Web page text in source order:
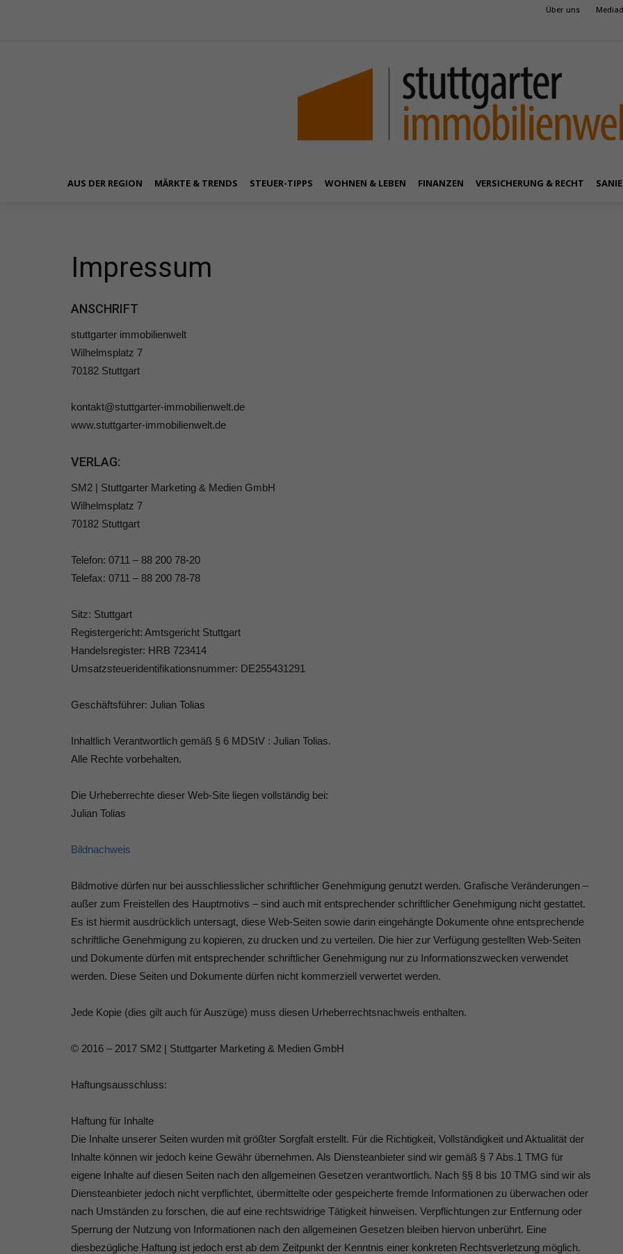
Über uns
AUS DER REGION MÄRKTE & TRENDS STEUER-TIPPS WOHNEN & LEBEN FINANZEN VERSICHERUNG & RECHT
Impressum
ANSCHRIFT
stuttgarter immobilienwelt
Wilhelmsplatz 7
70182 Stuttgart
kontakt@stuttgarter-immobilienwelt.de
www.stuttgarter-immobilienwelt.de
VERLAG:
SM2 | Stuttgarter Marketing & Medien GmbH
Wilhelmsplatz 7
70182 Stuttgart
Telefon: 0711 – 88 200 78-20
Telefax: 0711 – 88 200 78-78
Sitz: Stuttgart
Registergericht: Amtsgericht Stuttgart
Handelsregister: HRB 723414
Umsatzsteueridentifikationsnummer: DE255431291
Geschäftsführer: Julian Tolias
Inhaltlich Verantwortlich gemäß § 6 MDStV : Julian Tolias.
Alle Rechte vorbehalten.
Die Urheberrechte dieser Web-Site liegen vollständig bei:
Julian Tolias
Bildnachweis
Bildmotive dürfen nur bei ausschliesslicher schriftlicher Genehmigung genutzt werden. Grafische Veränderungen –
außer zum Freistellen des Hauptmotivs – sind auch mit entsprechender schriftlicher Genehmigung nicht gestattet.
Es ist hiermit ausdrücklich untersagt, diese Web-Seiten sowie darin eingehängte Dokumente ohne entsprechende
schriftliche Genehmigung zu kopieren, zu drucken und zu verteilen. Die hier zur Verfügung gestellten Web-Seiten
und Dokumente dürfen mit entsprechender schriftlicher Genehmigung nur zu Informationszwecken verwendet
werden. Diese Seiten und Dokumente dürfen nicht kommerziell verwertet werden.
Jede Kopie (dies gilt auch für Auszüge) muss diesen Urheberrechtsnachweis enthalten.
© 2016 – 2017 SM2 | Stuttgarter Marketing & Medien GmbH
Haftungsausschluss:
Haftung für Inhalte
Die Inhalte unserer Seiten wurden mit größter Sorgfalt erstellt. Für die Richtigkeit, Vollständigkeit und Aktualität der
Inhalte können wir jedoch keine Gewähr übernehmen. Als Diensteanbieter sind wir gemäß § 7 Abs.1 TMG für
eigene Inhalte auf diesen Seiten nach den allgemeinen Gesetzen verantwortlich. Nach §§ 8 bis 10 TMG sind wir als
Diensteanbieter jedoch nicht verpflichtet, übermittelte oder gespeicherte fremde Informationen zu überwachen oder
nach Umständen zu forschen, die auf eine rechtswidrige Tätigkeit hinweisen. Verpflichtungen zur Entfernung oder
Sperrung der Nutzung von Informationen nach den allgemeinen Gesetzen bleiben hiervon unberührt. Eine
diesbezügliche Haftung ist jedoch erst ab dem Zeitpunkt der Kenntnis einer konkreten Rechtsverletzung möglich.